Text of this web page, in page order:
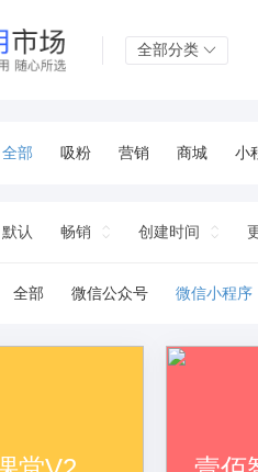
全部分类
全部 吸粉 营销 商城 小
证件 积分兑换 关注 小游戏
默认 畅销 创建时间
全部 微信公众号 微信小程序